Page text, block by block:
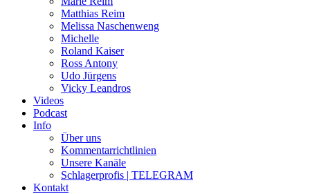
Matthias Reim
Melissa Naschenweng
Michelle
Roland Kaiser
Ross Antony
Udo Jürgens
Vicky Leandros
Videos
Podcast
Info
Über uns
Kommentarrichtlinien
Unsere Kanäle
Schlagerprofis | TELEGRAM
Kontakt